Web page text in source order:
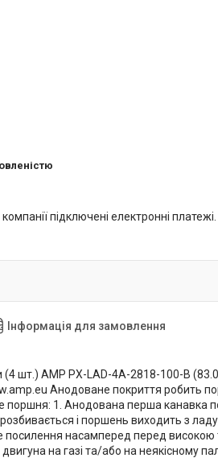
компанії підключені електронні
Інформація для замовлення
шт.) AMP PX-LAD-4A-2818-100-B
Анодоване покриття робить
поршня: 1. Анодована перша канавка
і поршень виходить з
насамперед перед
на газі та/або на неякісному